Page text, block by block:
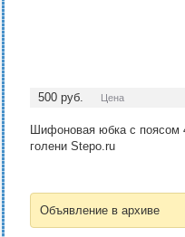
500 руб. Цена
Шифоновая юбка с поясом
голени Stepo.ru
Объявление в архиве